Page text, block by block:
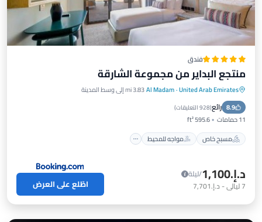
فندق
منتجع البداير من مجموعة الشارقة
United Arab Emirates
·
Al Madam3.83 mi إلى وسط المدينة
8.9 رائع(928 التعليقات )
11 حمامات
595.6 ft²
مسبح خاص
مواجه للمحيط
مسبح خاص مواجه للمحيط
إفطار
موقف سيارات
د.إ.‏1,100
/ليلة
7ليالي- د.إ.‏7,701 اطّلع على العرض